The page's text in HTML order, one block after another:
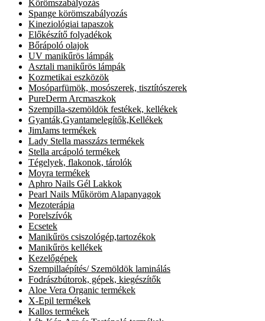
Körömszabályozás
Spange körömszabályozás
Kineziológiai tapaszok
Előkészítő folyadékok
Bőrápoló olajok
UV manikűrös lámpák
Asztali manikűrös lámpák
Kozmetikai eszközök
Mosóparfümök, mosószerek, tisztítószerek
PureDerm Arcmaszkok
Szempilla-szemöldök festékek, kellékek
Gyanták,Gyantamelegítők,Kellékek
JimJams termékek
Lady Stella masszázs termékek
Stella arcápoló termékek
Tégelyek, flakonok, tárolók
Moyra termékek
Aphro Nails Gél Lakkok
Pearl Nails Műköröm Alapanyagok
Mezoterápia
Porelszívók
Ecsetek
Manikűrös csiszológép,tartozékok
Manikűrös kellékek
Kezelőgépek
Szempillaépítés/ Szemöldök laminálás
Fodrászbútorok, gépek, kiegészítők
Aloe Vera Organic termékek
X-Epil termékek
Kallos termékek